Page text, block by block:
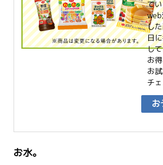
て
し
日
して
お
お
チ
お
お水。